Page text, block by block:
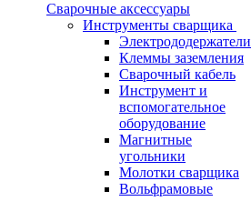
Сварочные аксессуары
Инструменты сварщика
Электрододержатели
Клеммы заземления
Сварочный кабель
Инструмент и
вспомогательное
оборудование
Магнитные
угольники
Молотки сварщика
Вольфрамовые